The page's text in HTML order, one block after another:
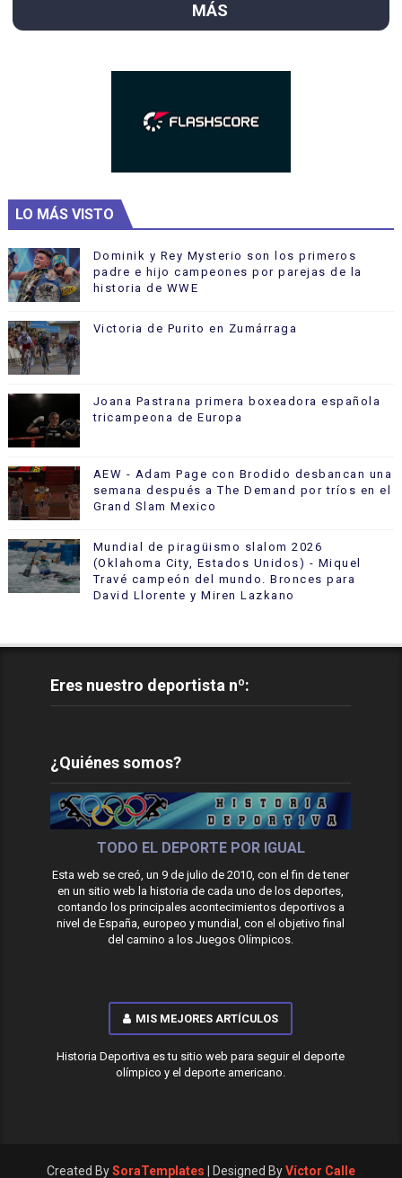
MÁS
LO MÁS VISTO
Dominik y Rey Mysterio son los primeros
padre e hijo campeones por parejas de la
historia de WWE
Victoria de Purito en Zumárraga
Joana Pastrana primera boxeadora española
tricampeona de Europa
AEW - Adam Page con Brodido desbancan una
semana después a The Demand por tríos en el
Grand Slam Mexico
Mundial de piragüismo slalom 2026
(Oklahoma City, Estados Unidos) - Miquel
Travé campeón del mundo. Bronces para
David Llorente y Miren Lazkano
Eres nuestro deportista nº:
¿Quiénes somos?
TODO EL DEPORTE POR IGUAL
Esta web se creó, un 9 de julio de 2010, con el fin de tener
en un sitio web la historia de cada uno de los deportes,
contando los principales acontecimientos deportivos a
nivel de España, europeo y mundial, con el objetivo final
del camino a los Juegos Olímpicos.
MIS MEJORES ARTÍCULOS
Historia Deportiva es tu sitio web para seguir el deporte
olímpico y el deporte americano.
Created BySoraTemplates | Designed ByVíctor Calle